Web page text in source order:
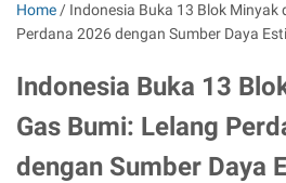
Home / Indonesia Buka 13 Blok Minyak
Perdana 2026 dengan Sumber Daya
Indonesia Buka 13
Gas Bumi: Lelang
dengan Sumber Daya